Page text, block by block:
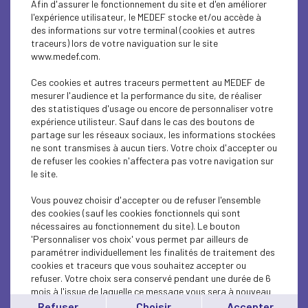
SOCIAL
ECONOMY
PROFESSIONAL TRAINING
SOCIAL
SOCIAL
SOCIAL
SOCIAL
SOCIAL
SOCIAL
Afin d'assurer le fonctionnement du site et d'en améliorer
l'expérience utilisateur, le MEDEF stocke et/ou accède à
des informations sur votre terminal (cookies et autres
traceurs) lors de votre naviguation sur le site
www.medef.com.
Ces cookies et autres traceurs permettent au MEDEF de
mesurer l'audience et la performance du site, de réaliser
des statistiques d'usage ou encore de personnaliser votre
expérience utilisteur. Sauf dans le cas des boutons de
partage sur les réseaux sociaux, les informations stockées
ne sont transmises à aucun tiers. Votre choix d'accepter ou
de refuser les cookies n'affectera pas votre navigation sur
le site.
Vous pouvez choisir d'accepter ou de refuser l'ensemble
des cookies (sauf les cookies fonctionnels qui sont
nécessaires au fonctionnement du site). Le bouton
'Personnaliser vos choix' vous permet par ailleurs de
paramétrer individuellement les finalités de traitement des
cookies et traceurs que vous souhaitez accepter ou
refuser. Votre choix sera conservé pendant une durée de 6
mois à l'issue de laquelle ce message vous sera à nouveau
affiché..